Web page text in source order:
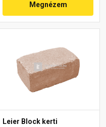
Megnézem
Leier Block kerti